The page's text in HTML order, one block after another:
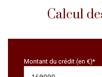
Calcul
Montant du crédit (en €)*